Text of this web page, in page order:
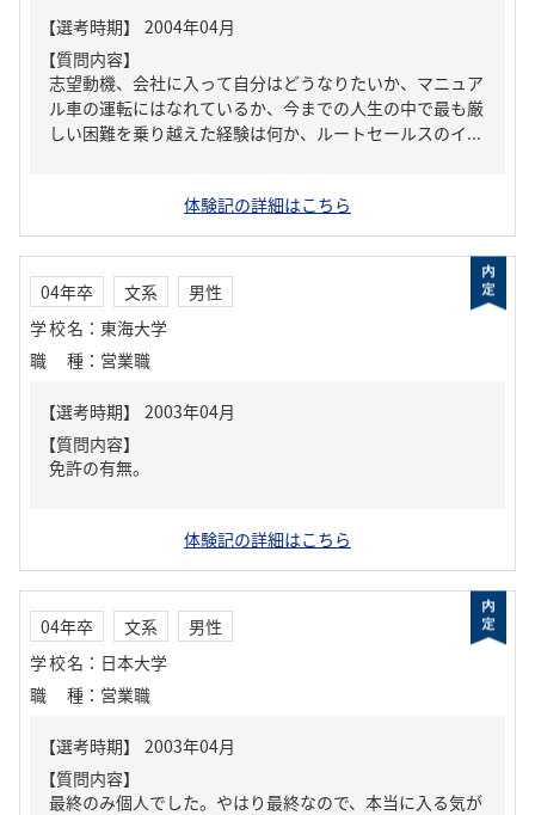
【質問内容】
志望動機、会社に入って自分はどうなりたいか、マニュア
ル車の運転にはなれているか、今までの人生の中で最も厳
しい困難を乗り越えた経験は何か、ルートセールスのイ...
体験記の詳細はこちら
04年卒 文系
男性
学校名 ： 東海大学
職種 ： 営業職
【質問内容】
免許の有無。
体験記の詳細はこちら
04年卒 文系
男性
学校名 ： 日本大学
職種 ： 営業職
【質問内容】
最終のみ個人でした。やはり最終なので、本当に入る気が